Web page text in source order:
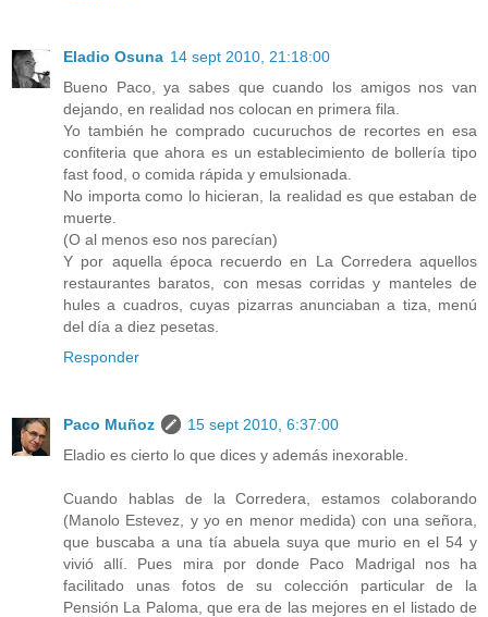
Eladio Osuna 14 sept 2010, 21:18:00
Bueno Paco, ya sabes que cuando los amigos nos van
dejando, en realidad nos colocan en primera fila.
Yo también he comprado cucuruchos de recortes en esa
confiteria que ahora es un establecimiento de bollería tipo
fast food, o comida rápida y emulsionada.
No importa como lo hicieran, la realidad es que estaban de
muerte.
(O al menos eso nos parecían)
Y por aquella época recuerdo en La Corredera aquellos
restaurantes baratos, con mesas corridas y manteles de
hules a cuadros, cuyas pizarras anunciaban a tiza, menú
del día a diez pesetas.
Responder
Paco Muñoz
15 sept 2010, 6:37:00
Eladio es cierto lo que dices y además inexorable.
Cuando hablas de la Corredera, estamos colaborando
(Manolo Estevez, y yo en menor medida) con una señora,
que buscaba a una tía abuela suya que murio en el 54 y
vivió allí. Pues mira por donde Paco Madrigal nos ha
facilitado unas fotos de su colección particular de la
Pensión La Paloma, que era de las mejores en el listado de